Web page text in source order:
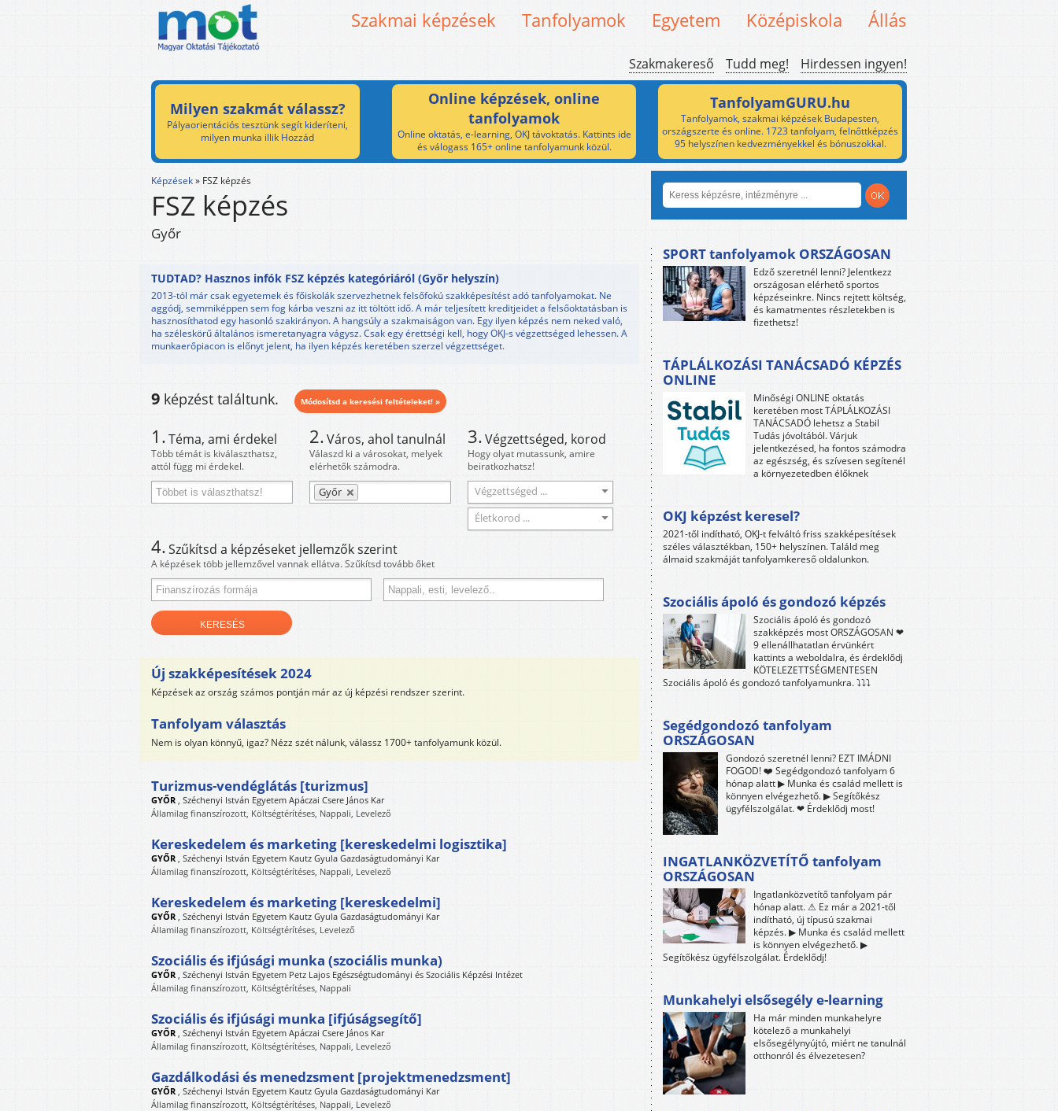
Szakmai képzések Tanfolyamok Egyetem Középiskola Állás
Szakmakereső Tudd meg! Hirdessen ingyen!
Milyen szakmát válassz?
Pályaorientációs tesztünk segít kideríteni,
milyen munka illik Hozzád
Online képzések, online
tanfolyamok
Online oktatás, e-learning, OKJ távoktatás. Kattints ide
és válogass 165+ online tanfolyamunk közül.
TanfolyamGURU.hu
Tanfolyamok, szakmai képzések Budapesten,
országszerte és online. 1723 tanfolyam, felnőttképzés
95 helyszínen kedvezményekkel és bónuszokkal.
Képzések» FSZ képzés
FSZ képzés
Győr
TUDTAD? Hasznos infók FSZ képzés kategóriáról (Győr helyszín)
2013-tól már csak egyetemek és főiskolák szervezhetnek felsőfokú szakképesítést adó tanfolyamokat. Ne
aggódj, semmiképpen sem fog kárba veszni az itt töltött idő. A már teljesített kreditjeidet a felsőoktatásban is
hasznosíthatod egy hasonló szakirányon. A hangsúly a szakmaiságon van. Egy ilyen képzés nem neked való,
ha széleskörű általános ismeretanyagra vágysz. Csak egy érettségi kell, hogy OKJ-s végzettséged lehessen. A
munkaerőpiacon is előnyt jelent, ha ilyen képzés keretében szerzel végzettséget.
9 képzést találtunk. Módosítsd a keresési feltételeket! »
1.Téma, ami érdekel
Több témát is kiválaszthatsz,
attól függ mi érdekel.
2.Város, ahol tanulnál
Válaszd ki a városokat, melyek
elérhetők számodra.
Győr
3.Végzettséged, korod
Hogy olyat mutassunk, amire
beiratkozhatsz!
Végzettséged ...
Életkorod ...
4.Szűkítsd a képzéseket jellemzők szerint
A képzések több jellemzővel vannak ellátva. Szűkítsd tovább őket
Új szakképesítések 2024
Képzések az ország számos pontján már az új képzési rendszer szerint.
Tanfolyam választás
Nem is olyan könnyű, igaz? Nézz szét nálunk, válassz 1700+ tanfolyamunk közül.
Turizmus-vendéglátás [turizmus]
GYŐR , Széchenyi István Egyetem Apáczai Csere János Kar
Államilag finanszírozott, Költségtérítéses, Nappali, Levelező
Kereskedelem és marketing [kereskedelmi logisztika]
GYŐR , Széchenyi István Egyetem Kautz Gyula Gazdaságtudományi Kar
Államilag finanszírozott, Költségtérítéses, Nappali, Levelező
Kereskedelem és marketing [kereskedelmi]
GYŐR , Széchenyi István Egyetem Kautz Gyula Gazdaságtudományi Kar
Államilag finanszírozott, Költségtérítéses, Levelező
Szociális és ifjúsági munka (szociális munka)
GYŐR , Széchenyi István Egyetem Petz Lajos Egészségtudományi és Szociális Képzési Intézet
Államilag finanszírozott, Költségtérítéses, Nappali
Szociális és ifjúsági munka [ifjúságsegítő]
GYŐR , Széchenyi István Egyetem Apáczai Csere János Kar
Államilag finanszírozott, Költségtérítéses, Nappali, Levelező
Gazdálkodási és menedzsment [projektmenedzsment]
GYŐR , Széchenyi István Egyetem Kautz Gyula Gazdaságtudományi Kar
Államilag finanszírozott, Költségtérítéses, Nappali, Levelező
SPORT tanfolyamok ORSZÁGOSAN
Edző szeretnél lenni? Jelentkezz
országosan elérhető sportos
képzéseinkre. Nincs rejtett költség,
és kamatmentes részletekben is
fizethetsz!
TÁPLÁLKOZÁSI TANÁCSADÓ KÉPZÉS
ONLINE
Minőségi ONLINE oktatás
keretében most TÁPLÁLKOZÁSI
TANÁCSADÓ lehetsz a Stabil
Tudás jóvoltából. Várjuk
jelentkezésed, ha fontos számodra
az egészség, és szívesen segítenél
a környezetedben élőknek
OKJ képzést keresel?
2021-től indítható, OKJ-t felváltó friss szakképesítések
széles választékban, 150+ helyszínen. Találd meg
álmaid szakmáját tanfolyamkereső oldalunkon.
Szociális ápoló és gondozó képzés
Szociális ápoló és gondozó
szakképzés most ORSZÁGOSAN ❤
9 ellenállhatatlan érvünkért
kattints a weboldalra, és érdeklődj
KÖTELEZETTSÉGMENTESEN
Szociális ápoló és gondozó tanfolyamunkra. ⤵⤵⤵
Segédgondozó tanfolyam
ORSZÁGOSAN
Gondozó szeretnél lenni? EZT IMÁDNI
FOGOD! ❤️ Segédgondozó tanfolyam 6
hónap alatt ▶ Munka és család mellett is
könnyen elvégezhető. ▶ Segítőkész
ügyfélszolgálat. ❤ Érdeklődj most!
INGATLANKÖZVETÍTŐ tanfolyam
ORSZÁGOSAN
Ingatlanközvetítő tanfolyam pár
hónap alatt. ⚠ Ez már a 2021-től
indítható, új típusú szakmai
képzés. ▶ Munka és család mellett
is könnyen elvégezhető. ▶
Segítőkész ügyfélszolgálat. Érdeklődj!
Munkahelyi elsősegély e-learning
Ha már minden munkahelyre
kötelező a munkahelyi
elsősegélynyújtó, miért ne tanulnál
otthonról és élvezetesen?